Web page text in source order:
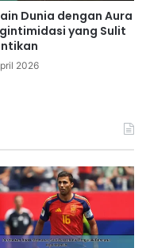
Dunia dengan Aura
yang Sulit
2026